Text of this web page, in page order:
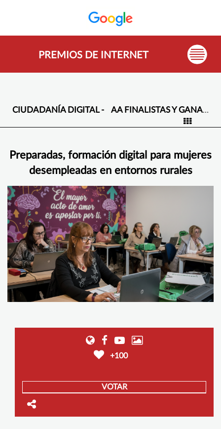
PREMIOS DE INTERNET
CIUDADANÍA DIGITAL - AA FINALISTAS Y GANADORES -
Preparadas, formación digital para mujeres
desempleadas en entornos rurales
+100
VOTAR